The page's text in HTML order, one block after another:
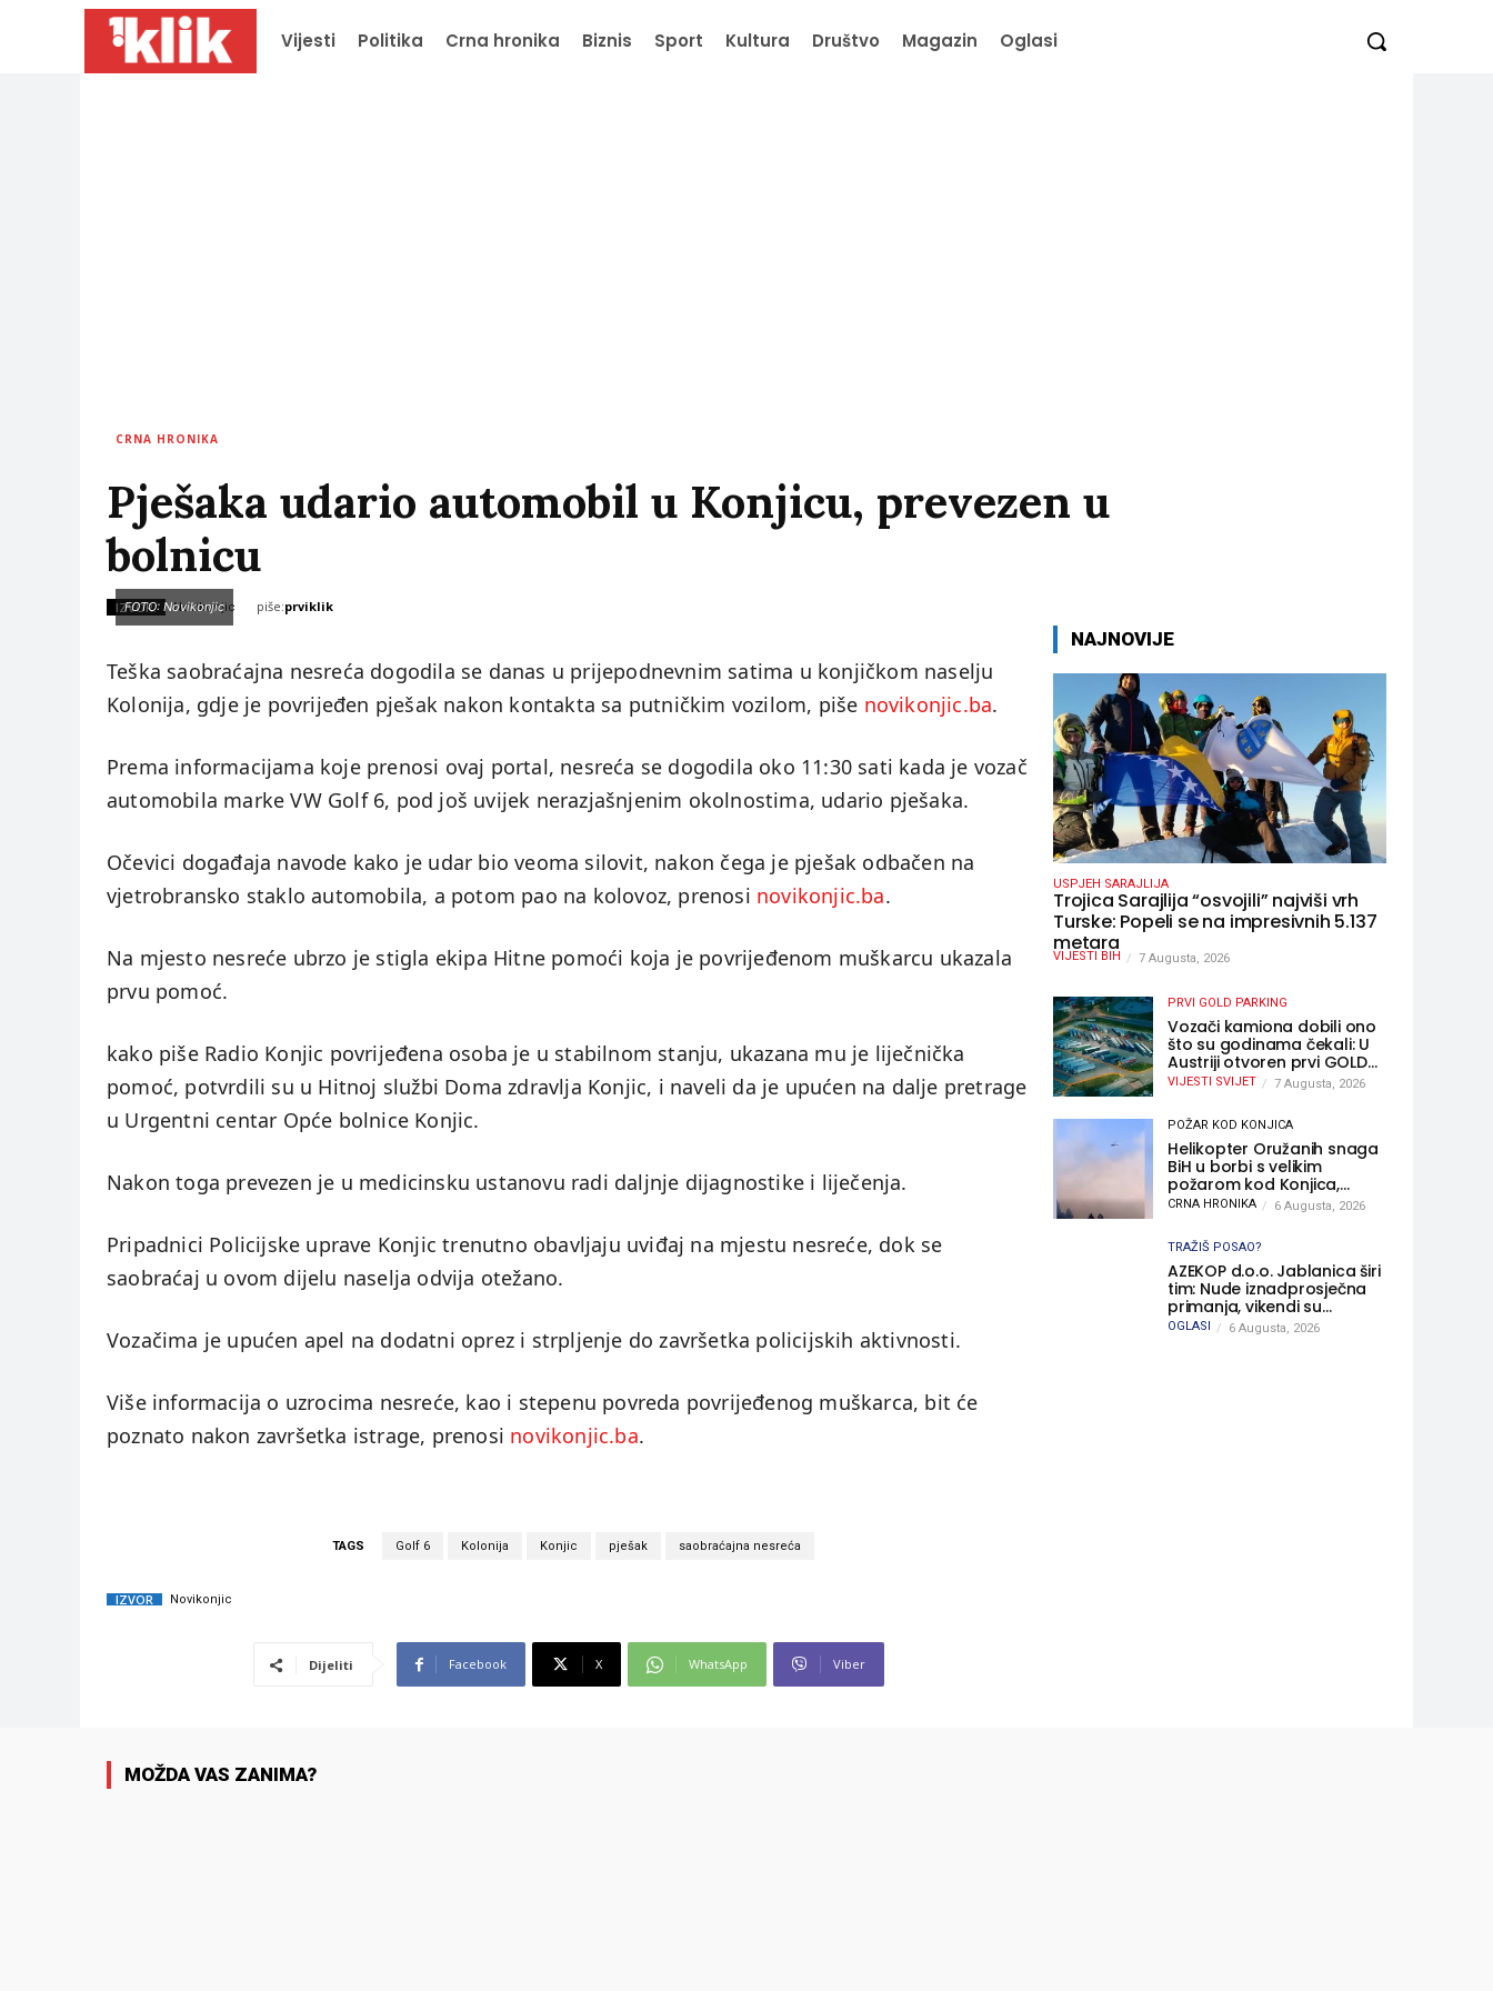
Vijesti Politika Crna hronika Biznis Sport Kultura Društvo Magazin Oglasi
CRNA HRONIKA
Pješaka udario automobil u Konjicu, prevezen u
bolnicu
IZVOR: Novikonjic piše:prviklik
FOTO: Novikonjic
Teška saobraćajna nesreća dogodila se danas u prijepodnevnim satima u konjičkom naselju
Kolonija, gdje je povrijeđen pješak nakon kontakta sa putničkim vozilom, piše novikonjic.ba.
Prema informacijama koje prenosi ovaj portal, nesreća se dogodila oko 11:30 sati kada je vozač
automobila marke VW Golf 6, pod još uvijek nerazjašnjenim okolnostima, udario pješaka.
Očevici događaja navode kako je udar bio veoma silovit, nakon čega je pješak odbačen na
vjetrobransko staklo automobila, a potom pao na kolovoz, prenosi novikonjic.ba.
Na mjesto nesreće ubrzo je stigla ekipa Hitne pomoći koja je povrijeđenom muškarcu ukazala
prvu pomoć.
kako piše Radio Konjic povrijeđena osoba je u stabilnom stanju, ukazana mu je liječnička
pomoć, potvrdili su u Hitnoj službi Doma zdravlja Konjic, i naveli da je upućen na dalje pretrage
u Urgentni centar Opće bolnice Konjic.
Nakon toga prevezen je u medicinsku ustanovu radi daljnje dijagnostike i liječenja.
Pripadnici Policijske uprave Konjic trenutno obavljaju uviđaj na mjestu nesreće, dok se
saobraćaj u ovom dijelu naselja odvija otežano.
Vozačima je upućen apel na dodatni oprez i strpljenje do završetka policijskih aktivnosti.
Više informacija o uzrocima nesreće, kao i stepenu povreda povrijeđenog muškarca, bit će
poznato nakon završetka istrage, prenosi novikonjic.ba.
TAGS Golf 6 Kolonija Konjic pješak saobraćajna nesreća
IZVOR Novikonjic
Dijeliti Facebook X WhatsApp Viber
NAJNOVIJE
USPJEH SARAJLIJA
Trojica Sarajlija “osvojili” najviši vrh
Turske: Popeli se na impresivnih 5.137
metara
VIJESTI BIH 7 Augusta, 2026
PRVI GOLD PARKING
Vozači kamiona dobili ono
što su godinama čekali: U
Austriji otvoren prvi GOLD
sigurni parking
VIJESTI SVIJET 7 Augusta, 2026
POŽAR KOD KONJICA
Helikopter Oružanih snaga
BiH u borbi s velikim
požarom kod Konjica,
sudjelovao i Air Tractor
CRNA HRONIKA 6 Augusta, 2026
TRAŽIŠ POSAO?
AZEKOP d.o.o. Jablanica širi
tim: Nude iznadprosječna
primanja, vikendi su
slobodni, traži se više
OGLASI 6 Augusta, 2026
MOŽDA VAS ZANIMA?